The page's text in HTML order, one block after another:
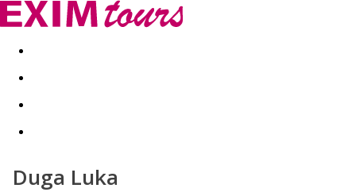
Akční nabídky Last minute
Duga Luka